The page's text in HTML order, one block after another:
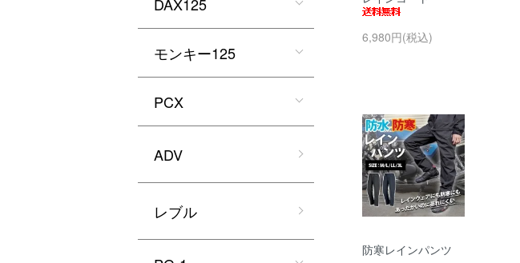
6,980円(税込)
防寒レインパンツ
モンキー125
PCX
ADV
レブル